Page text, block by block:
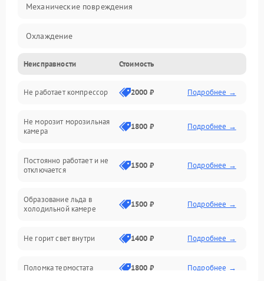
Механические повреждения
Охлаждение
Механика
Электропитание
Дренаж
Неисправности Стоимость
Не работает компрессор 2000 ₽ Подробнее →
Не морозит морозильная
камера
1800 ₽ Подробнее →
Постоянно работает и не
отключается
1500 ₽ Подробнее →
Образование льда в
холодильной камере
1500 ₽ Подробнее →
Не горит свет внутри 1400 ₽ Подробнее →
Поломка термостата 1800 ₽ Подробнее →